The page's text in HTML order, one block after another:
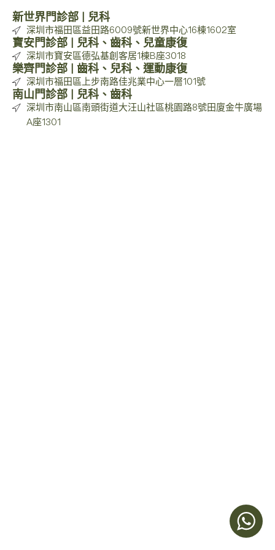
新世界門診部 | 兒科
深圳市福田區益田路6009號新世界中心16棟1602室
寶安門診部 | 兒科、齒科、兒童康復
深圳市寶安區德弘基創客居1棟B座3018
樂齊門診部 | 齒科、兒科、運動康復
深圳市福田區上步南路佳兆業中心一層101號
南山門診部 | 兒科、齒科
深圳市南山區南頭街道大汪山社區桃園路8號田廈金牛廣場
A座1301